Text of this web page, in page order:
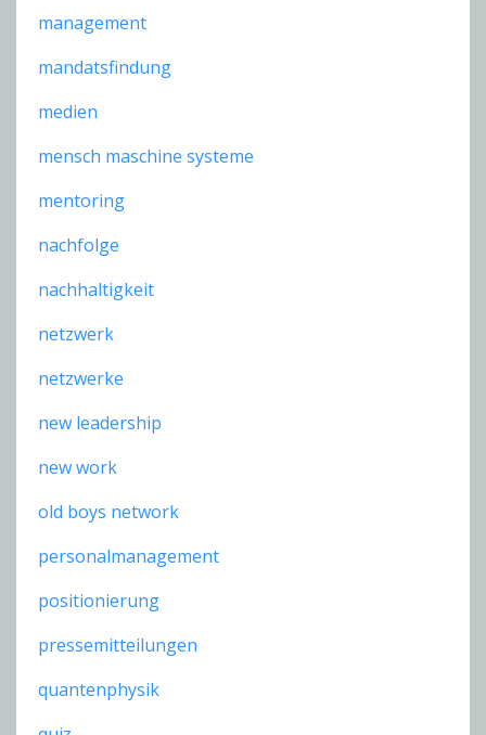
management
mandatsfindung
medien
mensch maschine systeme
mentoring
nachfolge
nachhaltigkeit
netzwerk
netzwerke
new leadership
new work
old boys network
personalmanagement
positionierung
pressemitteilungen
quantenphysik